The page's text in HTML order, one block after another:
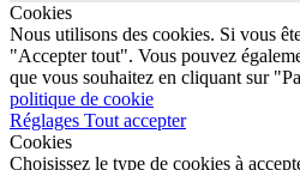
Cookies
Nous utilisons des cookies. Si vous
"Accepter tout". Vous pouvez
que vous souhaitez en cliquant sur
politique de cookie
Réglages Tout accepter
Cookies
Choisissez le type de cookies à